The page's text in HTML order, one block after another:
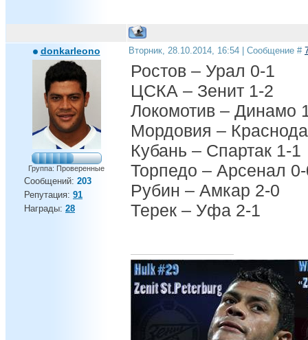
donkarleono
Группа: Проверенные
Сообщений: 203
Репутация: 91
Награды: 28
Вторник, 28.10.2014, 16:54 | Сообщение #
Ростов – Урал 0-1
ЦСКА – Зенит 1-2
Локомотив – Динамо
Мордовия –
Кубань – Спартак 1-1
Торпедо – Арсенал
Рубин – Амкар 2-0
Терек – Уфа 2-1